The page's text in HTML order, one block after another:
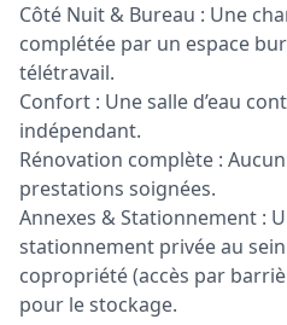
Côté Nuit & Bureau : Une
complétée par un espace
télétravail.
Confort : Une salle d’eau
indépendant.
Rénovation complète :
prestations soignées.
Annexes & Stationnement :
stationnement privée au
copropriété (accès par
pour le stockage.